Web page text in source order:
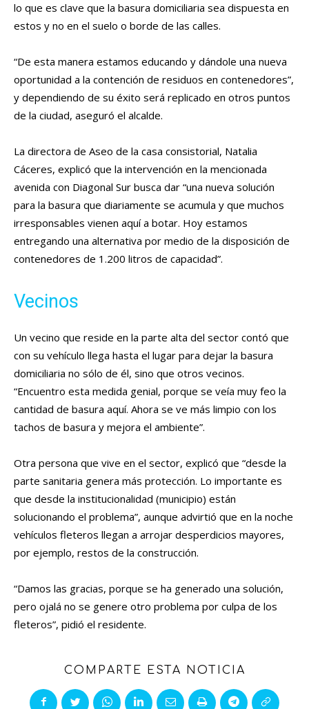
lo que es clave que la basura domiciliaria sea dispuesta en
estos y no en el suelo o borde de las calles.
“De esta manera estamos educando y dándole una nueva
oportunidad a la contención de residuos en contenedores”,
y dependiendo de su éxito será replicado en otros puntos
de la ciudad, aseguró el alcalde.
La directora de Aseo de la casa consistorial, Natalia
Cáceres, explicó que la intervención en la mencionada
avenida con Diagonal Sur busca dar “una nueva solución
para la basura que diariamente se acumula y que muchos
irresponsables vienen aquí a botar. Hoy estamos
entregando una alternativa por medio de la disposición de
contenedores de 1.200 litros de capacidad”.
Vecinos
Un vecino que reside en la parte alta del sector contó que
con su vehículo llega hasta el lugar para dejar la basura
domiciliaria no sólo de él, sino que otros vecinos.
“Encuentro esta medida genial, porque se veía muy feo la
cantidad de basura aquí. Ahora se ve más limpio con los
tachos de basura y mejora el ambiente”.
Otra persona que vive en el sector, explicó que “desde la
parte sanitaria genera más protección. Lo importante es
que desde la institucionalidad (municipio) están
solucionando el problema”, aunque advirtió que en la noche
vehículos fleteros llegan a arrojar desperdicios mayores,
por ejemplo, restos de la construcción.
“Damos las gracias, porque se ha generado una solución,
pero ojalá no se genere otro problema por culpa de los
fleteros”, pidió el residente.
COMPARTE ESTA NOTICIA